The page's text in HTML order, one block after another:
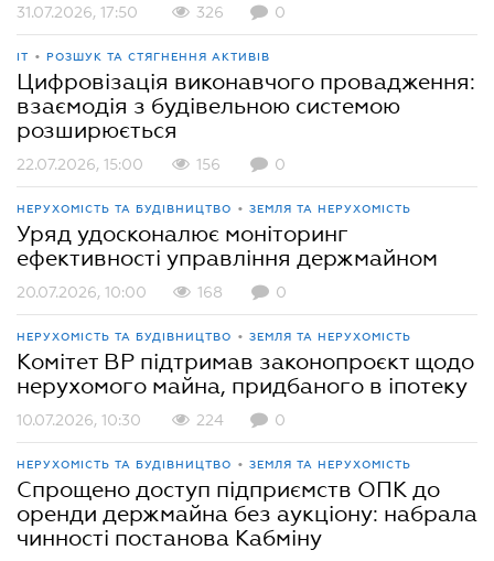
31.07.2026, 17:50 326 0
ІТ • РОЗШУК ТА СТЯГНЕННЯ АКТИВІВ
Цифровізація виконавчого провадження:
взаємодія з будівельною системою
розширюється
22.07.2026, 15:00 156 0
НЕРУХОМІСТЬ ТА БУДІВНИЦТВО • ЗЕМЛЯ ТА НЕРУХОМІСТЬ
Уряд удосконалює моніторинг
ефективності управління держмайном
20.07.2026, 10:00 168 0
НЕРУХОМІСТЬ ТА БУДІВНИЦТВО • ЗЕМЛЯ ТА НЕРУХОМІСТЬ
Комітет ВР підтримав законопроєкт щодо
нерухомого майна, придбаного в іпотеку
10.07.2026, 10:30 224 0
НЕРУХОМІСТЬ ТА БУДІВНИЦТВО • ЗЕМЛЯ ТА НЕРУХОМІСТЬ
Спрощено доступ підприємств ОПК до
оренди держмайна без аукціону: набрала
чинності постанова Кабміну